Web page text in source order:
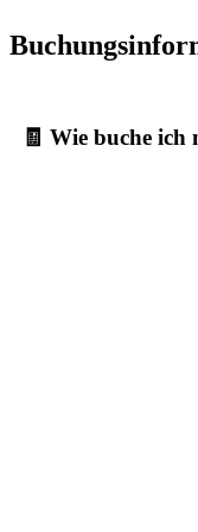
🧾 Wie buche